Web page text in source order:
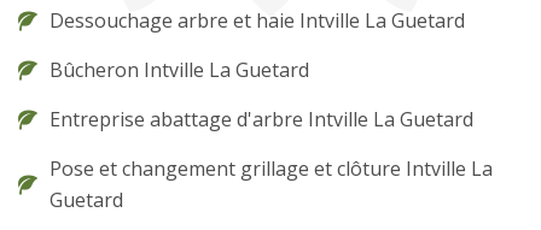
Dessouchage arbre et haie Intville La Guetard
Bûcheron Intville La Guetard
Entreprise abattage d'arbre Intville La Guetard
Pose et changement grillage et clôture Intville La
Guetard